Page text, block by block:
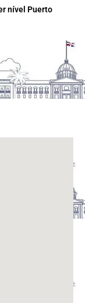
nível Puerto